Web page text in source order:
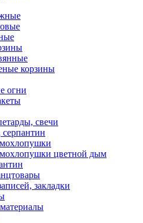
корзины
огни
свечи
цветной дым
закладки